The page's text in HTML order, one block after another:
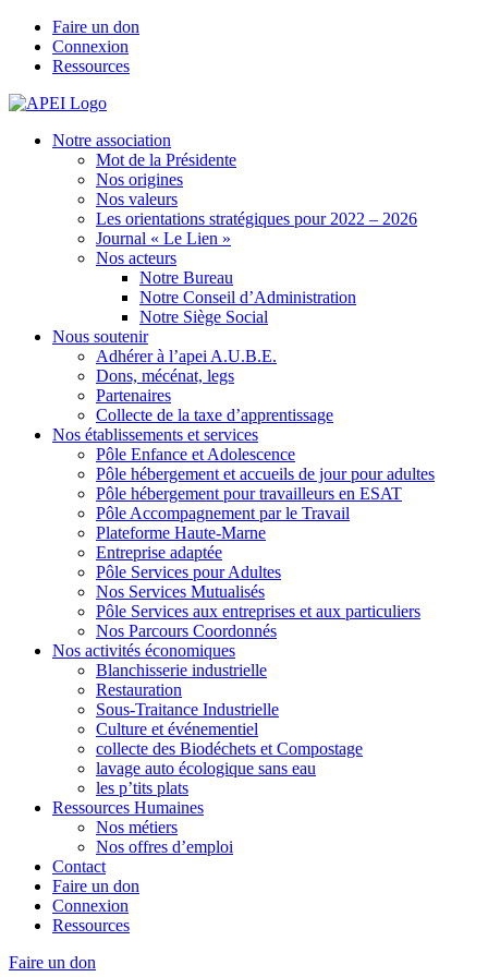
Faire un don
Connexion
Ressources
Notre association
Mot de la Présidente
Nos origines
Nos valeurs
Les orientations stratégiques pour 2022 – 2026
Journal « Le Lien »
Nos acteurs
Notre Bureau
Notre Conseil d’Administration
Notre Siège Social
Nous soutenir
Adhérer à l’apei A.U.B.E.
Dons, mécénat, legs
Partenaires
Collecte de la taxe d’apprentissage
Nos établissements et services
Pôle Enfance et Adolescence
Pôle hébergement et accueils de jour pour adultes
Pôle hébergement pour travailleurs en ESAT
Pôle Accompagnement par le Travail
Plateforme Haute-Marne
Entreprise adaptée
Pôle Services pour Adultes
Nos Services Mutualisés
Pôle Services aux entreprises et aux particuliers
Nos Parcours Coordonnés
Nos activités économiques
Blanchisserie industrielle
Restauration
Sous-Traitance Industrielle
Culture et événementiel
collecte des Biodéchets et Compostage
lavage auto écologique sans eau
les p’tits plats
Ressources Humaines
Nos métiers
Nos offres d’emploi
Contact
Faire un don
Connexion
Ressources
Faire un don